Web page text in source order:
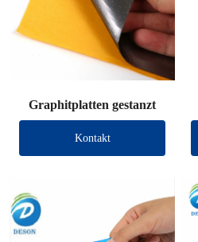
Graphitplatten gestanzt
Kontakt